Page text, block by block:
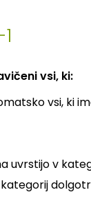
vsi, ki:
vsi, ki
uvrstijo v